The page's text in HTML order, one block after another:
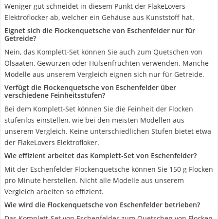
Weniger gut schneidet in diesem Punkt der FlakeLovers
Elektroflocker ab, welcher ein Gehäuse aus Kunststoff hat.
Eignet sich die Flockenquetsche von Eschenfelder nur für
Getreide?
Nein, das Komplett-Set können Sie auch zum Quetschen von
Ölsaaten, Gewürzen oder Hülsenfrüchten verwenden. Manche
Modelle aus unserem Vergleich eignen sich nur für Getreide.
Verfügt die Flockenquetsche von Eschenfelder über
verschiedene Feinheitsstufen?
Bei dem Komplett-Set können Sie die Feinheit der Flocken
stufenlos einstellen, wie bei den meisten Modellen aus
unserem Vergleich. Keine unterschiedlichen Stufen bietet etwa
der FlakeLovers Elektrofloker.
Wie effizient arbeitet das Komplett-Set von Eschenfelder?
Mit der Eschenfelder Flockenquetsche können Sie 150 g Flocken
pro Minute herstellen. Nicht alle Modelle aus unserem
Vergleich arbeiten so effizient.
Wie wird die Flockenquetsche von Eschenfelder betrieben?